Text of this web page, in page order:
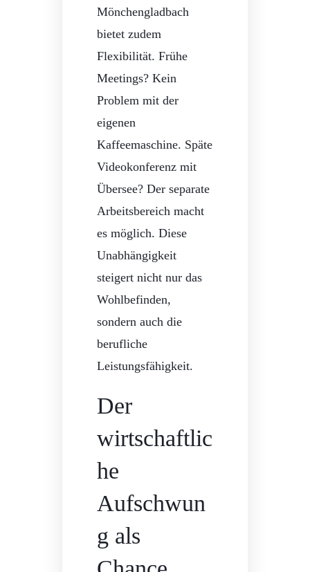
Mönchengladbach
bietet zudem
Flexibilität. Frühe
Meetings? Kein
Problem mit der
eigenen
Kaffeemaschine. Späte
Videokonferenz mit
Übersee? Der separate
Arbeitsbereich macht
es möglich. Diese
Unabhängigkeit
steigert nicht nur das
Wohlbefinden,
sondern auch die
berufliche
Leistungsfähigkeit.
Der
wirtschaftlic
he
Aufschwun
g als